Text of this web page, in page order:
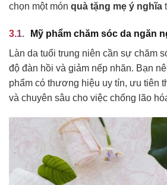
chọn một món quà tặng mẹ ý nghĩa
Mỹ phẩm chăm sóc da ngăn
Làn da tuổi trung niên cần sự chăm
độ đàn hồi và giảm nếp nhăn. Bạn
phẩm có thương hiệu uy tín, ưu tiên
và chuyên sâu cho việc chống lão